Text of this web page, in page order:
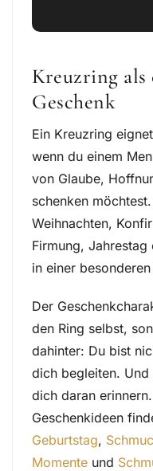
Kreuzring
Geschenk
Ein Kreuzring
wenn du einem
von Glaube,
schenken
Weihnachten,
Firmung,
in einer
Der
den Ring selbst,
dahinter: Du bist
dich begleiten.
dich daran
Geschenkideen
Geburtstag,
Momente und